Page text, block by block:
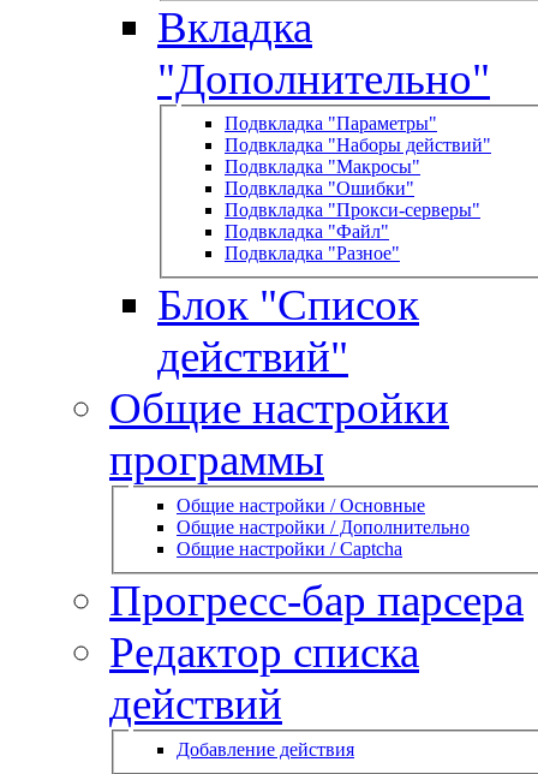
Вкладка
"Дополнительно"
Подвкладка "Параметры"
Подвкладка "Наборы действий"
Подвкладка "Макросы"
Подвкладка "Ошибки"
Подвкладка "Прокси-серверы"
Подвкладка "Файл"
Подвкладка "Разное"
Блок "Список
действий"
Общие настройки
программы
Общие настройки / Основные
Общие настройки / Дополнительно
Общие настройки / Captcha
Прогресс-бар парсера
Редактор списка
действий
Добавление действия